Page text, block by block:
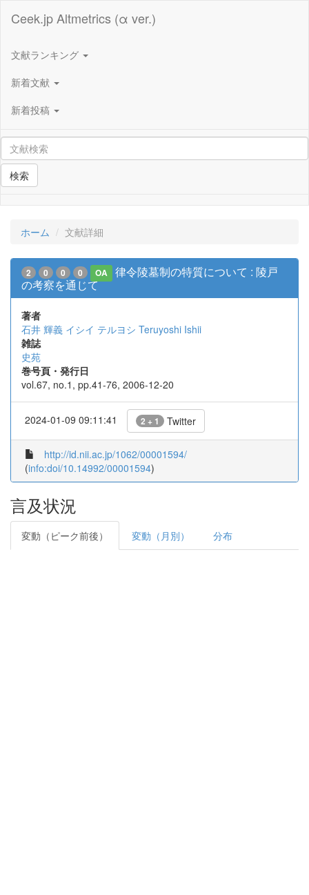
Ceek.jp Altmetrics (α ver.)
文献ランキング
新着文献
新着投稿
検索
ホーム 文献詳細
2 0 0 0 OA
律令陵墓制の特質について : 陵戸
の考察を通じて
著者
石井 輝義 イシイ テルヨシ Teruyoshi Ishii
雑誌
史苑
巻号頁・発行日
vol.67, no.1, pp.41-76, 2006-12-20
2024-01-09 09:11:41 2 + 1 Twitter
http://id.nii.ac.jp/1062/00001594/
(info:doi/10.14992/00001594)
言及状況
変動（ピーク前後） 変動（月別） 分布